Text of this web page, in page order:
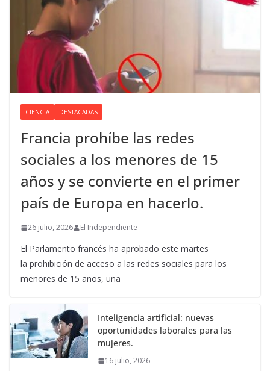
CIENCIA DESTACADAS
Francia prohíbe las redes
sociales a los menores de 15
años y se convierte en el primer
país de Europa en hacerlo.
26 julio, 2026 El Independiente
El Parlamento francés ha aprobado este martes
la prohibición de acceso a las redes sociales para los
menores de 15 años, una
Inteligencia artificial: nuevas
oportunidades laborales para las
mujeres.
16 julio, 2026